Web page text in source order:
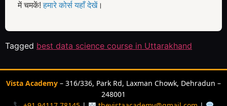
में चमकें!हमारे कोर्स यहाँ देखें।
Tagged best data science course in Uttarakhand
Vista Academy – 316/336, Park Rd, Laxman Chowk, Dehradun –
248001